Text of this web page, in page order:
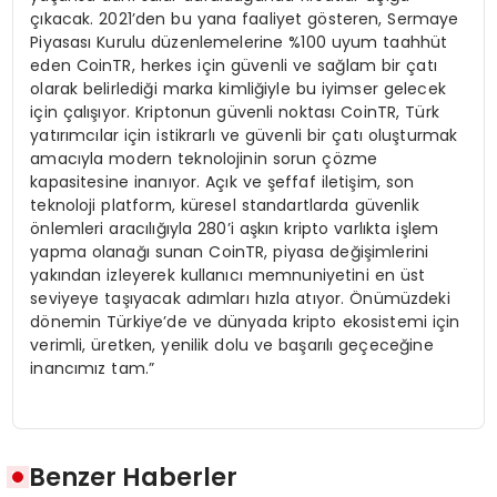
çıkacak. 2021’den bu yana faaliyet gösteren, Sermaye
Piyasası Kurulu düzenlemelerine %100 uyum taahhüt
eden CoinTR, herkes için güvenli ve sağlam bir çatı
olarak belirlediği marka kimliğiyle bu iyimser gelecek
için çalışıyor. Kriptonun güvenli noktası CoinTR, Türk
yatırımcılar için istikrarlı ve güvenli bir çatı oluşturmak
amacıyla modern teknolojinin sorun çözme
kapasitesine inanıyor. Açık ve şeffaf iletişim, son
teknoloji platform, küresel standartlarda güvenlik
önlemleri aracılığıyla 280’i aşkın kripto varlıkta işlem
yapma olanağı sunan CoinTR, piyasa değişimlerini
yakından izleyerek kullanıcı memnuniyetini en üst
seviyeye taşıyacak adımları hızla atıyor. Önümüzdeki
dönemin Türkiye’de ve dünyada kripto ekosistemi için
verimli, üretken, yenilik dolu ve başarılı geçeceğine
inancımız tam.”
Benzer Haberler